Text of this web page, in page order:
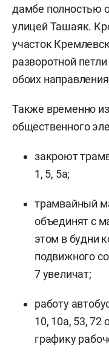
дамбе полностью
улицей Ташаяк.
участок
разворотной
обоих
Также временно
общественного
закроют
1, 5, 5а;
трамвайный
объединят с
этом в будни
подвижного
7 увеличат;
работу
10, 10а, 53, 72
графику